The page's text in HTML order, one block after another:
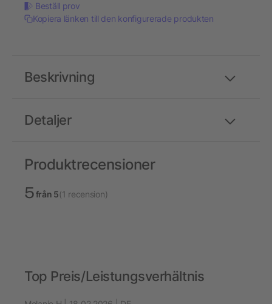
Beställ prov
Kopiera länken till den konfigurerade produkten
Detaljer
Beskrivning
Produktrecensioner
5från 5(1 recension)
Top Preis/Leistungsverhältnis